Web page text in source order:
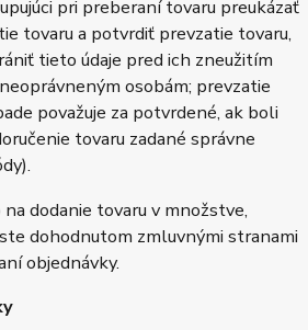
pri preberaní tovaru preukázať
tovaru a potvrdiť prevzatie tovaru,
tieto údaje pred ich zneužitím
osobám; prevzatie
považuje za potvrdené, ak boli
tovaru zadané správne
na dodanie tovaru v množstve,
dohodnutom zmluvnými stranami
objednávky.